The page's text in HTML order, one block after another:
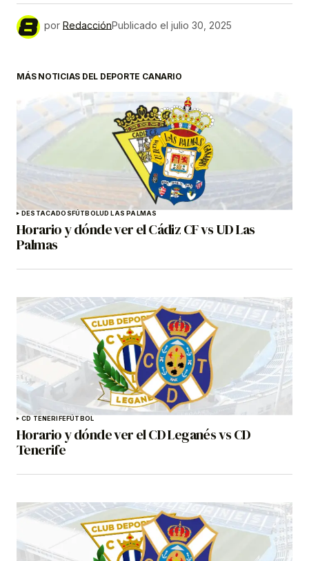
por RedacciónPublicado el julio 30, 2025
MÁS NOTICIAS DEL DEPORTE CANARIO
DESTACADOSFÚTBOLUD LAS PALMAS
Horario y dónde ver el Cádiz CF vs UD Las
Palmas
CD TENERIFEFÚTBOL
Horario y dónde ver el CD Leganés vs CD
Tenerife